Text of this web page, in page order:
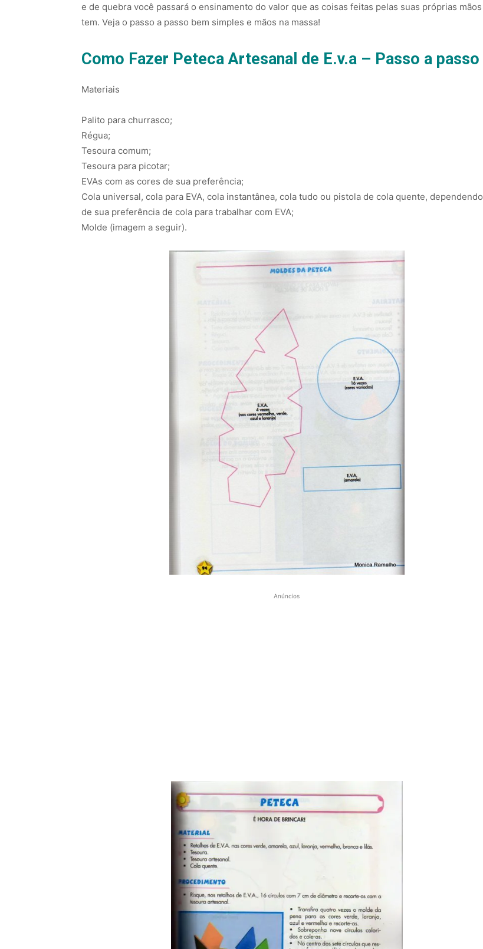
e de quebra você passará o ensinamento do valor que as coisas feitas pelas suas próprias mãos
tem. Veja o passo a passo bem simples e mãos na massa!
Como Fazer Peteca Artesanal de E.v.a – Passo a passo
Materiais
Palito para churrasco;
Régua;
Tesoura comum;
Tesoura para picotar;
EVAs com as cores de sua preferência;
Cola universal, cola para EVA, cola instantânea, cola tudo ou pistola de cola quente, dependendo
de sua preferência de cola para trabalhar com EVA;
Molde (imagem a seguir).
Anúncios